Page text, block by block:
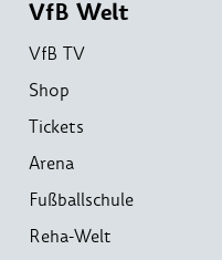
VfB Welt
VfB TV
Shop
Tickets
Arena
Fußballschule
Reha-Welt